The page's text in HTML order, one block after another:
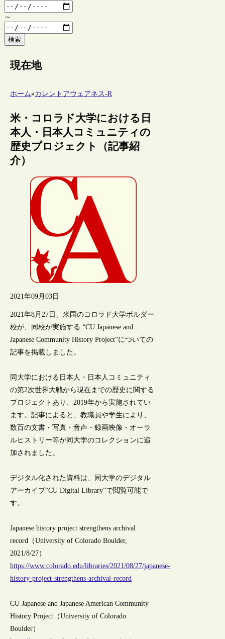
～
検索
現在地
ホーム»カレントアウェアネス-R
米・コロラド大学における日
本人・日本人コミュニティの
歴史プロジェクト（記事紹
介）
2021年09月03日
2021年8月27日、米国のコロラド大学ボルダー
校が、同校が実施する “CU Japanese and
Japanese Community History Project”についての
記事を掲載しました。
同大学における日本人・日本人コミュニティ
の第2次世界大戦から現在までの歴史に関する
プロジェクトあり、2019年から実施されてい
ます。記事によると、教職員や学生により、
数百の文書・写真・音声・録画映像・オーラ
ルヒストリー等が同大学のコレクションに追
加されました。
デジタル化された資料は、同大学のデジタル
アーカイブ“CU Digital Library”で閲覧可能で
す。
Japanese history project strengthens archival
record（University of Colorado Boulder,
2021/8/27）
https://www.colorado.edu/libraries/2021/08/27/japanese-
history-project-strengthens-archival-record
CU Japanese and Japanese American Community
History Project（University of Colorado
Boulder）